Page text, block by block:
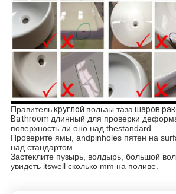
Правителькруглой пользы таза шаров
Bathroom длинный для проверки
поверхность ли оно над thestandard.
Проверите ямы, andpinholes пятен на
над стандартом.
Застеклите пузырь, волдырь, большой
увидеть itswell сколько mm на поливе.